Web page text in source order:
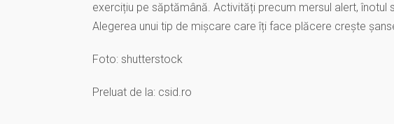
exercițiu pe săptămână. Activități precum mersul alert,
Alegerea unui tip de mișcare care îți face plăcere crește
Foto: shutterstock
Preluat de la: csid.ro